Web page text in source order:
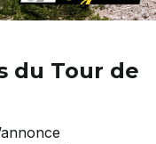
du Tour de